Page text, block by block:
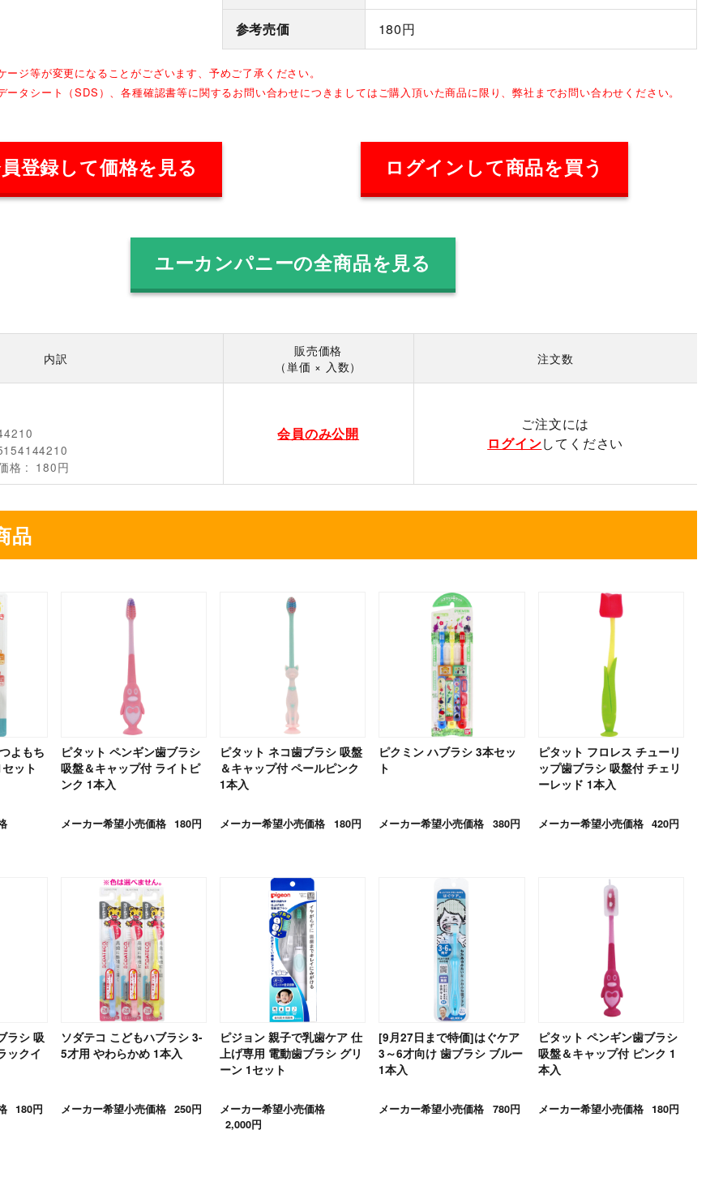
参考売価 180円
ジ等が変更になることがございます、予めご了承ください。
ータシート（SDS）、各種確認書等に関するお問い合わせにつきましてはご購入頂いた商品に限り、弊社までお問い合わせください。
登録して価格を見る ログインして商品を買う
ユーカンパニーの全商品を見る
内訳
販売価格
（単価 × 入数）
注文数
格
180円
会員のみ公開
ご注文には
ログインしてください
品
よもち
ット
ピタット ペンギン歯ブラシ
吸盤＆キャップ付 ライトピ
ンク 1本入
メーカー希望小売価格 180円
ピタット ネコ歯ブラシ 吸盤
＆キャップ付 ペールピンク
1本入
メーカー希望小売価格 180円
ピクミン ハブラシ 3本セッ
ト
メーカー希望小売価格 380円
ピタット フロレス チューリ
ップ歯ブラシ 吸盤付 チェリ
ーレッド 1本入
メーカー希望小売価格 420円
ラシ 吸
ックイ
180円
ソダテコ こどもハブラシ 3-
5才用 やわらかめ 1本入
メーカー希望小売価格 250円
ピジョン 親子で乳歯ケア 仕
上げ専用 電動歯ブラシ グリ
ーン 1セット
メーカー希望小売価格
2,000円
[9月27日まで特価]はぐケア
3～6才向け 歯ブラシ ブルー
1本入
メーカー希望小売価格 780円
ピタット ペンギン歯ブラシ
吸盤＆キャップ付 ピンク 1
本入
メーカー希望小売価格 180円